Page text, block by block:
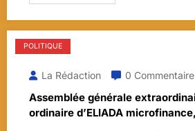
POLITIQUE
La Rédaction 0
Assemblée générale
ordinaire d’ELIADA